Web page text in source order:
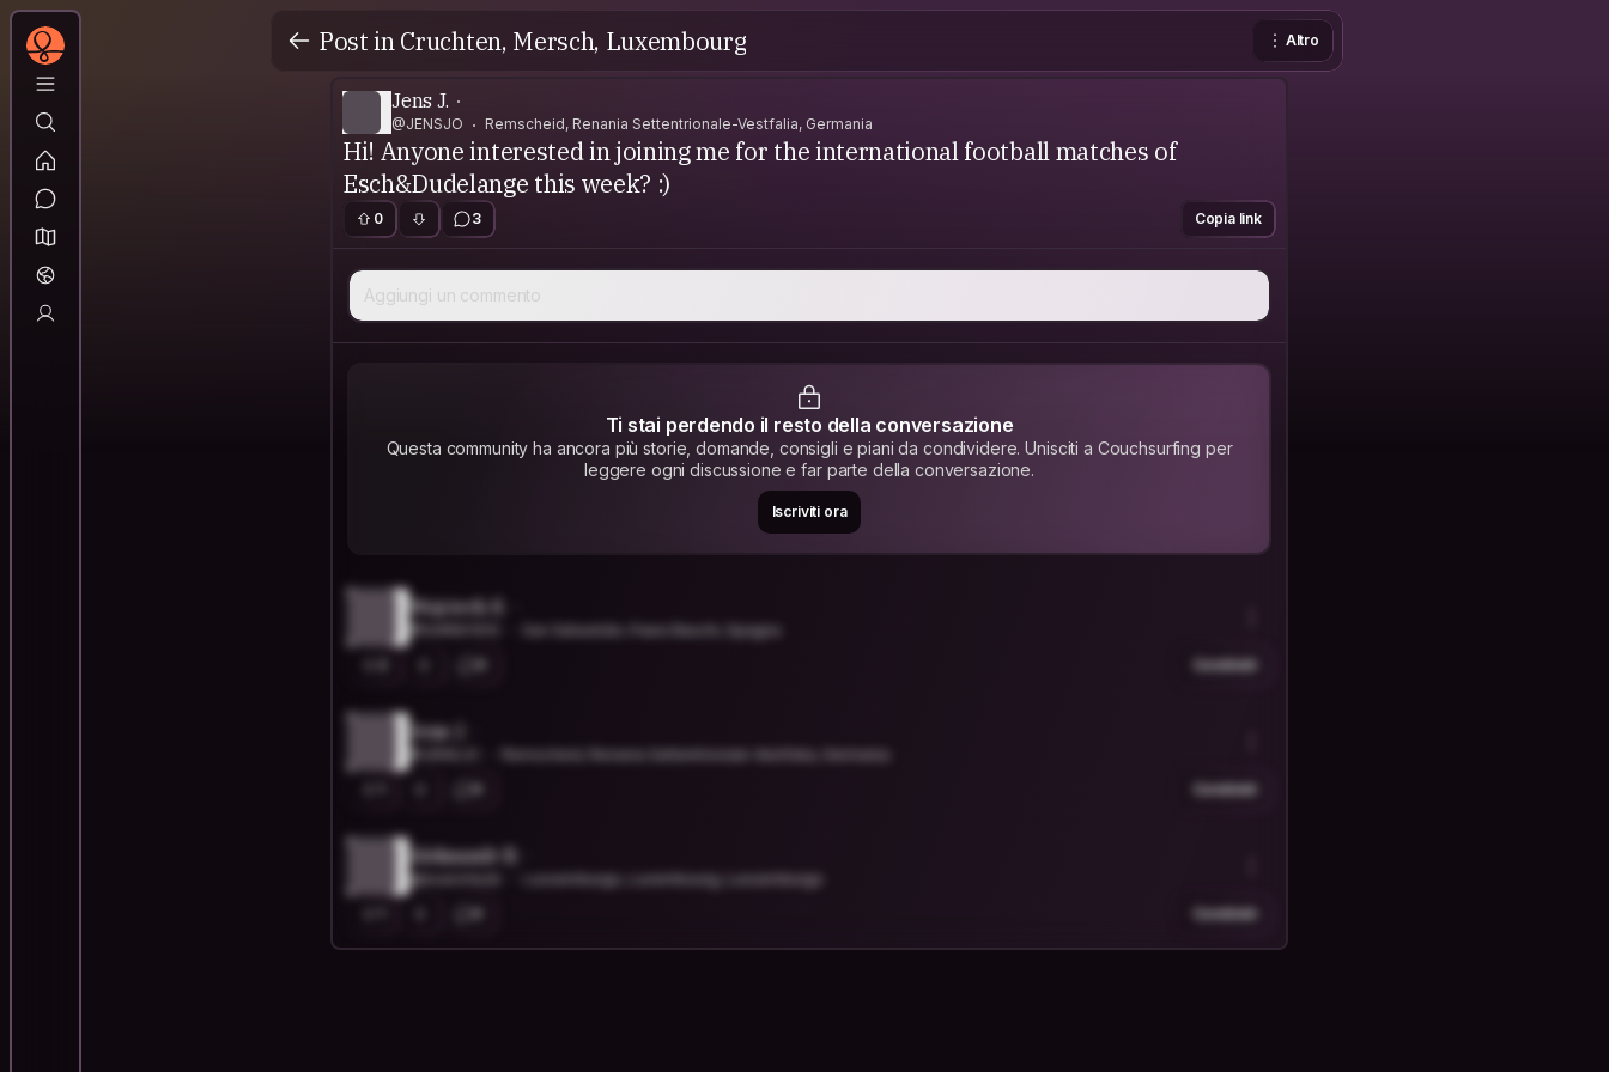
Post in Cruchten, Mersch, Luxembourg Altro
Jens J.
@JENSJO Remscheid, Renania Settentrionale-Vestfalia, Germania
Hi! Anyone interested in joining me for the international football matches of
Esch&Dudelange this week? :)
0 3 Copia link
Aggiungi un commento
Ti stai perdendo il resto della conversazione
Questa community ha ancora più storie, domande, consigli e piani da condividere. Unisciti a Couchsurfing per
leggere ogni discussione e far parte della conversazione.
Iscriviti ora
Wojciech S.
San Sebastián, Paesi Baschi, Spagna
Condividi
Jens J.
Remscheid, Renania Settentrionale-Vestfalia, Germania
Condividi
Aleksandr B.
@bsanchezb
Lussemburgo, Luxembourg, Lussemburgo
Condividi